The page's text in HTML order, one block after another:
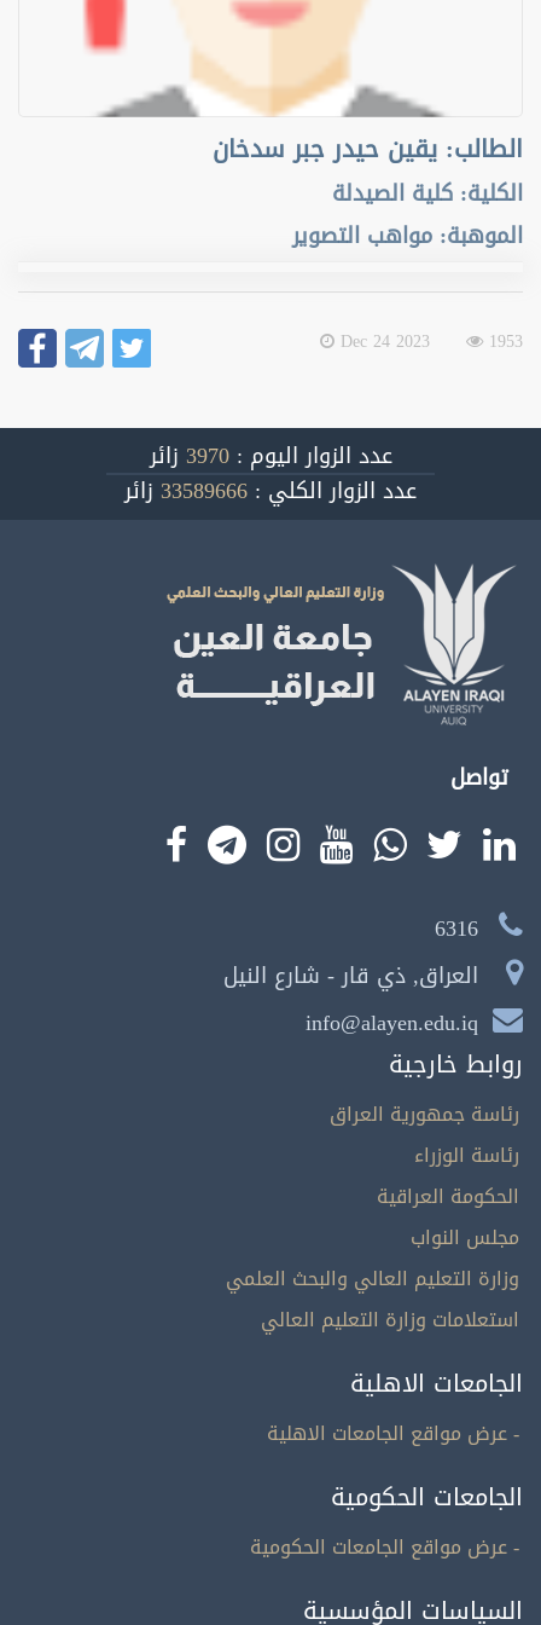
الطالب: يقين حيدر جبر سدخان
الكلية: كلية الصيدلة
الموهبة: مواهب التصوير
1953
2023 Dec 24
عدد الزوار اليوم :3970 زائر
عدد الزوار الكلي : 33589666 زائر
تواصل
6316
العراق, ذي قار - شارع النيل
info@alayen.edu.iq
روابط خارجية
رئاسة جمهورية العراق
رئاسة الوزراء
الحكومة العراقية
مجلس النواب
وزارة التعليم العالي والبحث العلمي
استعلامات وزارة التعليم العالي
الجامعات الاهلية
- عرض مواقع الجامعات الاهلية
الجامعات الحكومية
- عرض مواقع الجامعات الحكومية
السياسات المؤسسية